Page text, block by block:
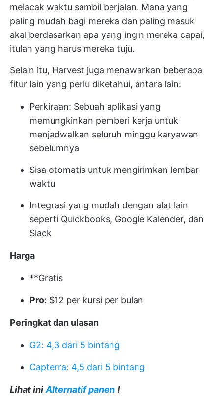
melacak waktu sambil berjalan. Mana yang
paling mudah bagi mereka dan paling masuk
akal berdasarkan apa yang ingin mereka capai,
itulah yang harus mereka tuju.
Selain itu, Harvest juga menawarkan beberapa
fitur lain yang perlu diketahui, antara lain:
Perkiraan: Sebuah aplikasi yang
memungkinkan pemberi kerja untuk
menjadwalkan seluruh minggu karyawan
sebelumnya
Sisa otomatis untuk mengirimkan lembar
waktu
Integrasi yang mudah dengan alat lain
seperti Quickbooks, Google Kalender, dan
Slack
Harga
**Gratis
Pro: $12 per kursi per bulan
Peringkat dan ulasan
G2: 4,3 dari 5 bintang
Capterra: 4,5 dari 5 bintang
Lihat ini Alternatif panen !